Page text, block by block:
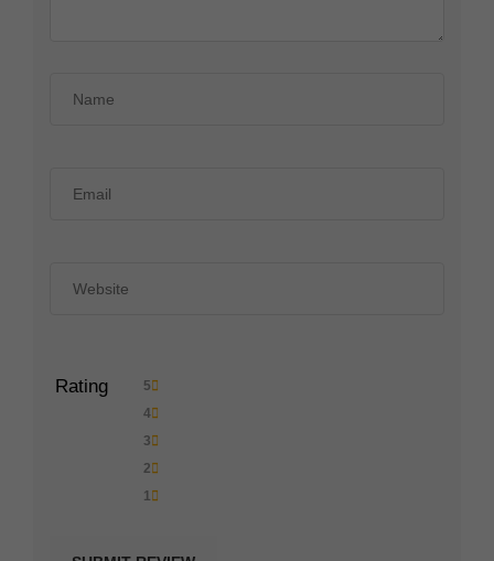
Rating
5
4
3
2
1